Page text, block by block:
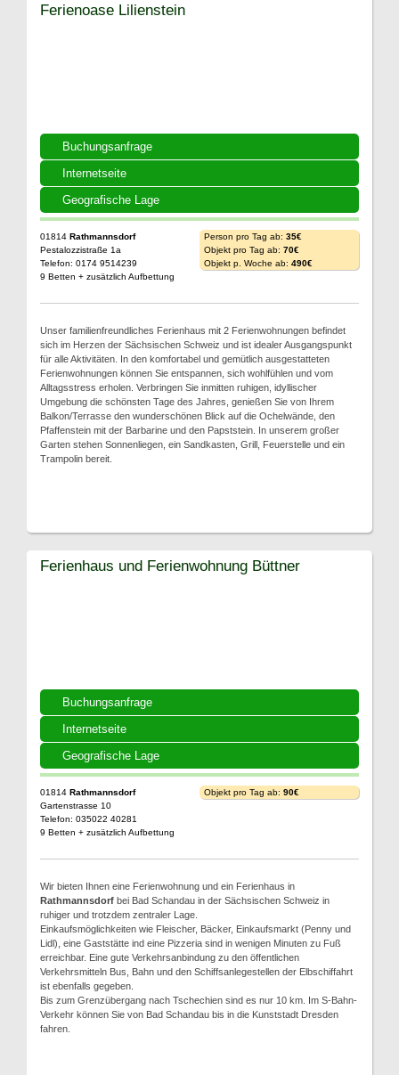
Buchungsanfrage
Internetseite
Geografische Lage
Ferienoase Lilienstein
01814 Rathmannsdorf
Pestalozzistraße 1a
Telefon: 0174 9514239
9 Betten + zusätzlich Aufbettung
Person pro Tag ab: 35€
Objekt pro Tag ab: 70€
Objekt p. Woche ab: 490€
Unser familienfreundliches Ferienhaus mit 2 Ferienwohnungen befindet
sich im Herzen der Sächsischen Schweiz und ist idealer Ausgangspunkt
für alle Aktivitäten. In den komfortabel und gemütlich ausgestatteten
Ferienwohnungen können Sie entspannen, sich wohlfühlen und vom
Alltagsstress erholen. Verbringen Sie inmitten ruhigen, idyllischer
Umgebung die schönsten Tage des Jahres, genießen Sie von Ihrem
Balkon/Terrasse den wunderschönen Blick auf die Ochelwände, den
Pfaffenstein mit der Barbarine und den Papststein. In unserem großer
Garten stehen Sonnenliegen, ein Sandkasten, Grill, Feuerstelle und ein
Trampolin bereit.
Buchungsanfrage
Internetseite
Geografische Lage
Ferienhaus und Ferienwohnung Büttner
01814 Rathmannsdorf
Gartenstrasse 10
Telefon: 035022 40281
9 Betten + zusätzlich Aufbettung
Objekt pro Tag ab: 90€
Wir bieten Ihnen eine Ferienwohnung und ein Ferienhaus in
Rathmannsdorf bei Bad Schandau in der Sächsischen Schweiz in
ruhiger und trotzdem zentraler Lage.
Einkaufsmöglichkeiten wie Fleischer, Bäcker, Einkaufsmarkt (Penny und
Lidl), eine Gaststätte ind eine Pizzeria sind in wenigen Minuten zu Fuß
erreichbar. Eine gute Verkehrsanbindung zu den öffentlichen
Verkehrsmitteln Bus, Bahn und den Schiffsanlegestellen der Elbschiffahrt
ist ebenfalls gegeben.
Bis zum Grenzübergang nach Tschechien sind es nur 10 km. Im S-Bahn-
Verkehr können Sie von Bad Schandau bis in die Kunststadt Dresden
fahren.